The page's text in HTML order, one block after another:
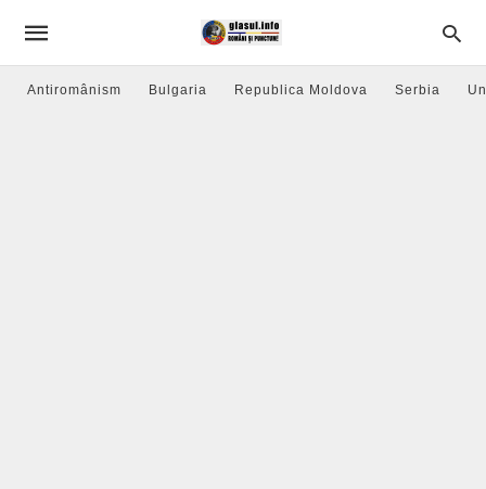
Antiromânism Bulgaria Republica Moldova Serbia